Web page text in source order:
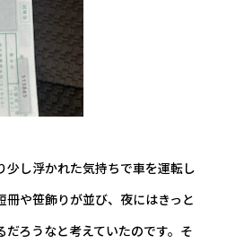
少し浮かれた気持ちで車を運転し
冊や笹飾りが並び、夜にはきっと
だろうなと考えていたのです。そ